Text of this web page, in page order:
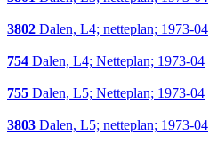
3802 Dalen, L4; netteplan; 1973-04
754 Dalen, L4; Netteplan; 1973-04
755 Dalen, L5; Netteplan; 1973-04
3803 Dalen, L5; netteplan; 1973-04